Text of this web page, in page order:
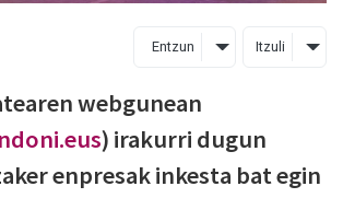
Entzun Itzuli
webgunean
) irakurri dugun
enpresak inkesta bat egin